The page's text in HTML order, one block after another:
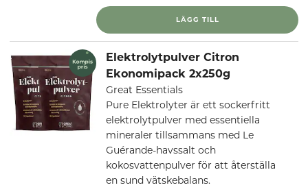
LÄGG TILL
Elektrolytpulver Citron
Ekonomipack 2x250g
Great Essentials
Pure Elektrolyter är ett sockerfritt
elektrolytpulver med essentiella
mineraler tillsammans med Le
Guérande-havssalt och
kokosvattenpulver för att återställa
en sund vätskebalans.